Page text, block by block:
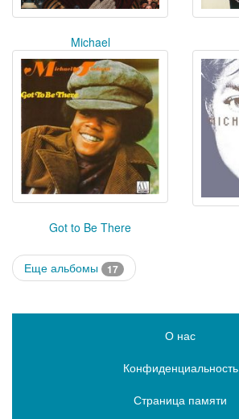
Michael
Got to Be There
Еще альбомы 17
О нас
Конфиденциальность
Страница памяти